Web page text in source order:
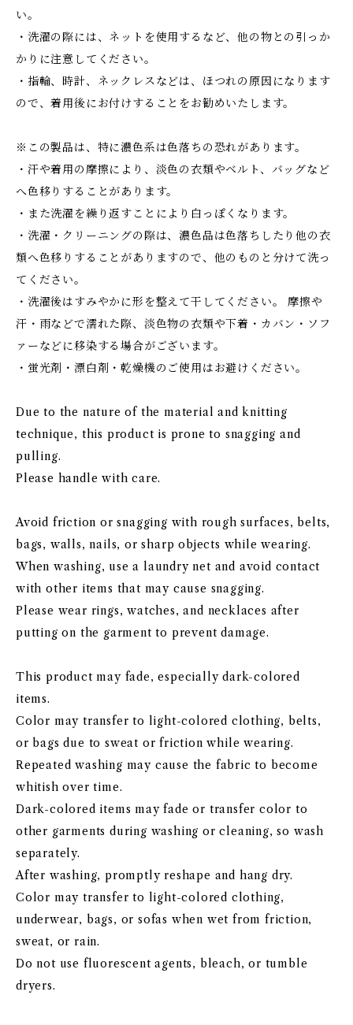
い。
・洗濯の際には、ネットを使用するなど、他の物との引っか
かりに注意してください。
・指輪、時計、ネックレスなどは、ほつれの原因になります
ので、着用後にお付けすることをお勧めいたします。
※この製品は、特に濃色系は色落ちの恐れがあります。
・汗や着用の摩擦により、淡色の衣類やベルト、バッグなど
へ色移りすることがあります。
・また洗濯を繰り返すことにより白っぽくなります。
・洗濯・クリーニングの際は、濃色品は色落ちしたり他の衣
類へ色移りすることがありますので、他のものと分けて洗っ
てください。
・洗濯後はすみやかに形を整えて干してください。 摩擦や
汗・雨などで濡れた際、淡色物の衣類や下着・カバン・ソフ
ァーなどに移染する場合がございます。
・蛍光剤・漂白剤・乾燥機のご使用はお避けください。
Due to the nature of the material and knitting
technique, this product is prone to snagging and
pulling.
Please handle with care.
Avoid friction or snagging with rough surfaces, belts,
bags, walls, nails, or sharp objects while wearing.
When washing, use a laundry net and avoid contact
with other items that may cause snagging.
Please wear rings, watches, and necklaces after
putting on the garment to prevent damage.
This product may fade, especially dark-colored
items.
Color may transfer to light-colored clothing, belts,
or bags due to sweat or friction while wearing.
Repeated washing may cause the fabric to become
whitish over time.
Dark-colored items may fade or transfer color to
other garments during washing or cleaning, so wash
separately.
After washing, promptly reshape and hang dry.
Color may transfer to light-colored clothing,
underwear, bags, or sofas when wet from friction,
sweat, or rain.
Do not use fluorescent agents, bleach, or tumble
dryers.